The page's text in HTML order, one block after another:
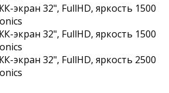
экран 32", FullHD, яркость 1500
экран 32", FullHD, яркость 1500
экран 32", FullHD, яркость 2500